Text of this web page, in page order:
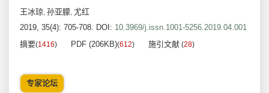
王冰琼, 孙亚朦, 尤红
2019, 35(4): 705-708. DOI: 10.3969/j.issn.1001-5256.2019.04.001
摘要(1416) PDF (206KB)(612) 施引文献 (28)
专家论坛